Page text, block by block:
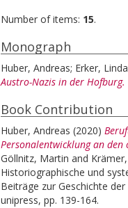
Number of items: 15.
Monograph
Huber, Andreas; Erker, Linda
Austro-Nazis in der Hofburg.
Book Contribution
Huber, Andreas (2020)
Personalentwicklung an den
Göllnitz, Martin and
Historiographische und
Beiträge zur Geschichte
unipress, pp. 139-164.